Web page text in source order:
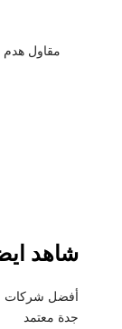
مقاول
شاهد
أفضل شركات
جدة معتمد